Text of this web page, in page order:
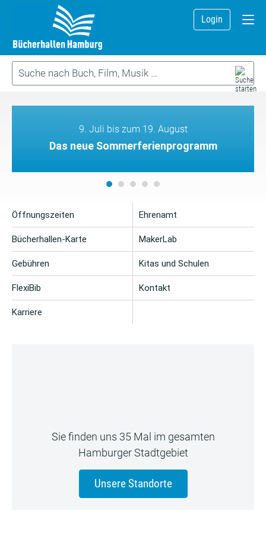
Login
9. Juli bis zum 19. August
Das neue Sommerferienprogramm
Öffnungszeiten
Bücherhallen-Karte
Gebühren
FlexiBib
Karriere
Ehrenamt
MakerLab
Kitas und Schulen
Kontakt
Sie finden uns 35 Mal im gesamten
Hamburger Stadtgebiet
Unsere Standorte